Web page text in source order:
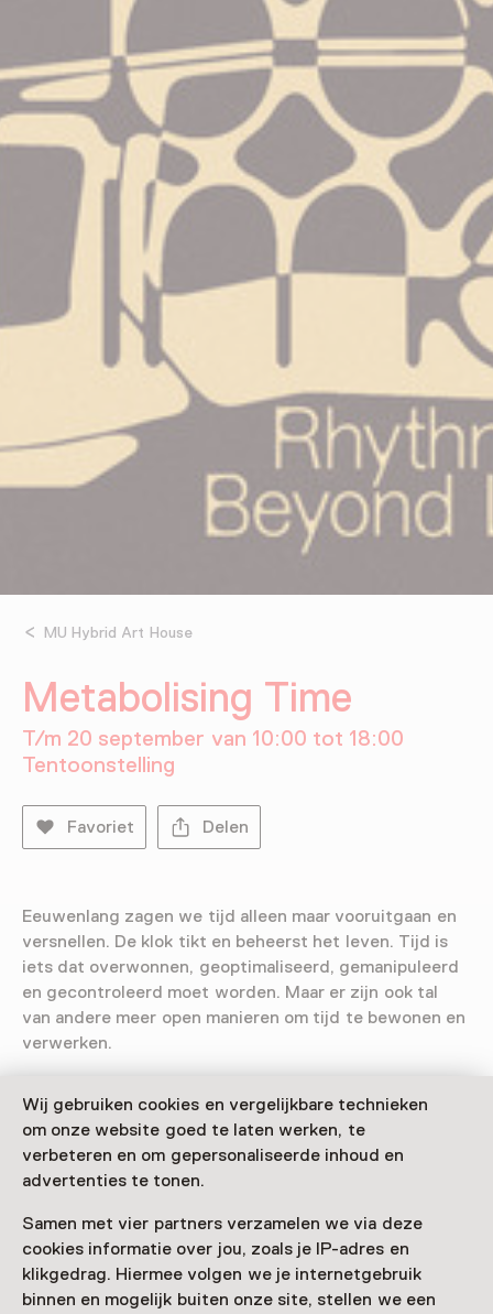
Wij gebruiken cookies en vergelijkbare technieken
om onze website goed te laten werken, te
verbeteren en om gepersonaliseerde inhoud en
advertenties te tonen.
Samen met vier partners verzamelen we via deze
cookies informatie over jou, zoals je IP-adres en
klikgedrag. Hiermee volgen we je internetgebruik
binnen en mogelijk buiten onze site, stellen we een
MU Hybrid Art House
Metabolising Time
T/m 20 september van 10:00 tot 18:00
Tentoonstelling
Favoriet Delen
Eeuwenlang zagen we tijd alleen maar vooruitgaan en
versnellen. De klok tikt en beheerst het leven. Tijd is
iets dat overwonnen, geoptimaliseerd, gemanipuleerd
en gecontroleerd moet worden. Maar er zijn ook tal
van andere meer open manieren om tijd te bewonen en
verwerken.
Toegang
Toegang is inbegrepen bij een entreeticket voor het
museum.